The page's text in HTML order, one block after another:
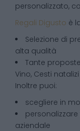
personalizzato,
Regali Digusto è
Selezione di
alta qualità
Tante
Vino, Cesti
Inoltre puoi:
scegliere in
aziendale